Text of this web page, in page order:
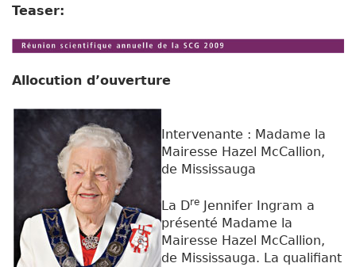
Teaser:
Allocution d’ouverture
Intervenante : Madame la
Mairesse Hazel McCallion,
de Mississauga
La Dre
Jennifer Ingram a
présenté Madame la
Mairesse Hazel McCallion,
de Mississauga. La qualifiant